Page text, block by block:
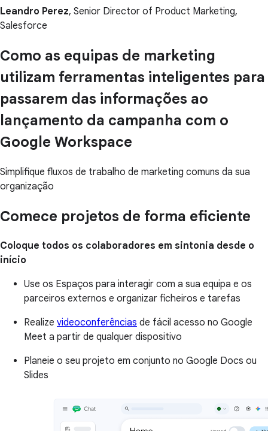
Leandro Perez, Senior Director of Product Marketing,
Salesforce
Como as equipas de marketing
utilizam ferramentas inteligentes para
passarem das informações ao
lançamento da campanha com o
Google Workspace
Simplifique fluxos de trabalho de marketing comuns da sua
organização
Comece projetos de forma eficiente
Coloque todos os colaboradores em sintonia desde o
início
Use os Espaços para interagir com a sua equipa e os
parceiros externos e organizar ficheiros e tarefas
Realize videoconferências de fácil acesso no Google
Meet a partir de qualquer dispositivo
Planeie o seu projeto em conjunto no Google Docs ou
Slides